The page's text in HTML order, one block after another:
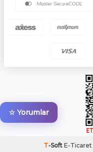
☆ Yorumlar
T-Soft E-Ticaret